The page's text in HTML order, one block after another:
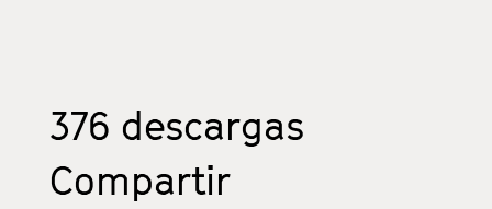
376 descargas
Compartir